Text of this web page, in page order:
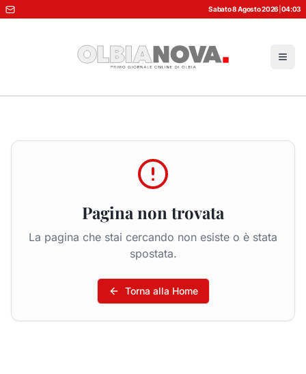
Sabato 8 Agosto 2026 04:03
Pagina non trovata
La pagina che stai cercando non esiste o è stata
spostata.
Torna alla Home